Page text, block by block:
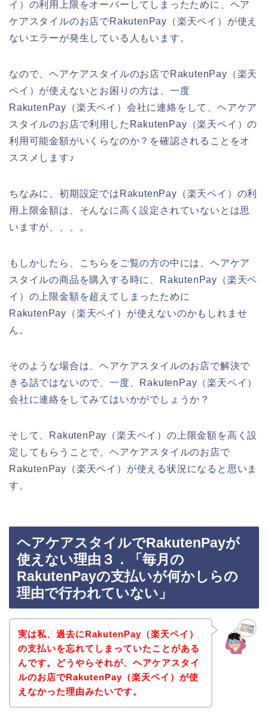
イ）の利用上限をオーバーしてしまったために、ヘア
ケアスタイルのお店でRakutenPay（楽天ペイ）が使え
ないエラーが発生している人もいます。
なので、ヘアケアスタイルのお店でRakutenPay（楽天
ペイ）が使えないとお困りの方は、一度
RakutenPay（楽天ペイ）会社に連絡をして、ヘアケア
スタイルのお店で利用したRakutenPay（楽天ペイ）の
利用可能金額がいくらなのか？を確認されることをオ
ススメします♪
ちなみに、初期設定ではRakutenPay（楽天ペイ）の利
用上限金額は、そんなに高く設定されていないとは思
いますが、、、。
もしかしたら、こちらをご覧の方の中には、ヘアケア
スタイルの商品を購入する時に、RakutenPay（楽天ペ
イ）の上限金額を超えてしまったために
RakutenPay（楽天ペイ）が使えないのかもしれませ
ん。
そのような場合は、ヘアケアスタイルのお店で解決で
きる話ではないので、一度、RakutenPay（楽天ペイ）
会社に連絡をしてみてはいかがでしょうか？
そして、RakutenPay（楽天ペイ）の上限金額を高く設
定してもらうことで、ヘアケアスタイルのお店で
RakutenPay（楽天ペイ）が使える状況になると思いま
す。
ヘアケアスタイルでRakutenPayが
使えない理由３．「毎月の
RakutenPayの支払いが何かしらの
理由で行われていない」
実は私、過去にRakutenPay（楽天ペイ）
の支払いを忘れてしまっていたことがある
んです。どうやらそれが、ヘアケアスタイ
ルのお店でRakutenPay（楽天ペイ）が使
えなかった理由みたいです。